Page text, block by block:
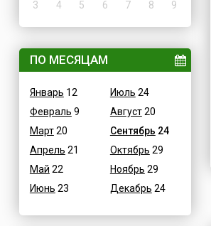
3
4 5 6 7 8 9
ПО МЕСЯЦАМ
Январь 12
Февраль 9
Март20
Апрель 21
Май 22
Июнь 23
Июль 24
Август20
Сентябрь 24
Октябрь 29
Ноябрь 29
Декабрь 24